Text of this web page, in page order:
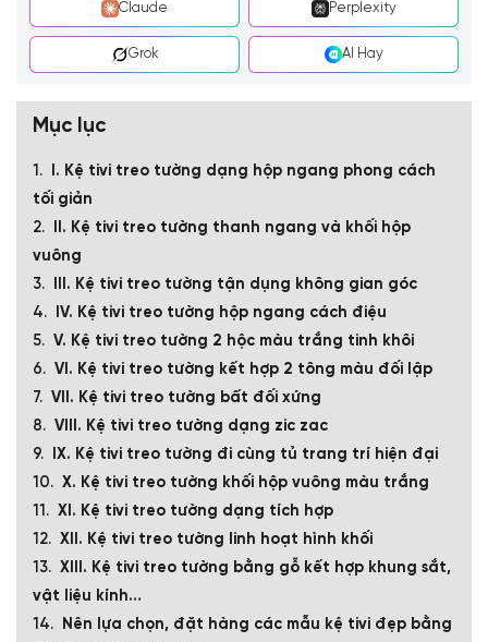
Claude Perplexity
Grok AI Hay
Mục lục
I. Kệ tivi treo tường dạng hộp ngang phong cách
tối giản
II. Kệ tivi treo tường thanh ngang và khối hộp
vuông
III. Kệ tivi treo tường tận dụng không gian góc
IV. Kệ tivi treo tường hộp ngang cách điệu
V. Kệ tivi treo tường 2 hộc màu trắng tinh khôi
VI. Kệ tivi treo tường kết hợp 2 tông màu đối lập
VII. Kệ tivi treo tường bất đối xứng
VIII. Kệ tivi treo tường dạng zic zac
IX. Kệ tivi treo tường đi cùng tủ trang trí hiện đại
X. Kệ tivi treo tường khối hộp vuông màu trắng
XI. Kệ tivi treo tường dạng tích hợp
XII. Kệ tivi treo tường linh hoạt hình khối
XIII. Kệ tivi treo tường bằng gỗ kết hợp khung sắt,
vật liệu kính…
Nên lựa chọn, đặt hàng các mẫu kệ tivi đẹp bằng